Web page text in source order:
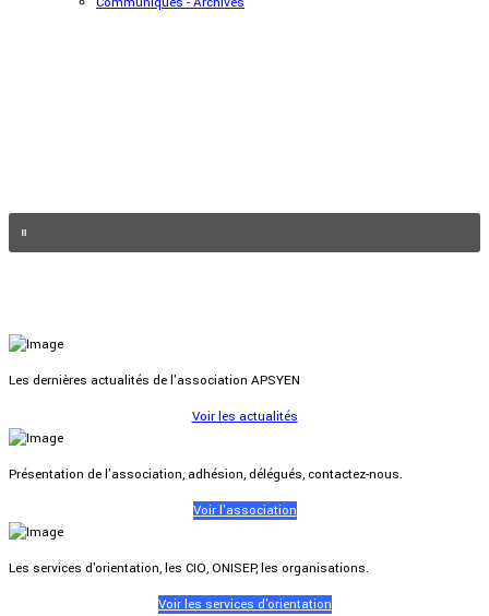
Les dernières actualités de l'association APSYEN
Voir les actualités
Présentation de l'association, adhésion, délégués, contactez-nous.
Voir l'association
Les services d'orientation, les CIO, ONISEP, les organisations.
Voir les services d'orientation